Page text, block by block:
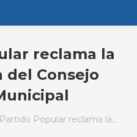
reclama la
del Consejo
Popular reclama la…